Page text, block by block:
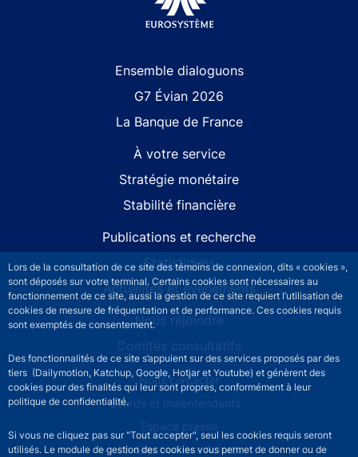
Lors de la consultation de ce site des témoins de connexion, dits « cookies »,
sont déposés sur votre terminal. Certains cookies sont nécessaires au
fonctionnement de ce site, aussi la gestion de ce site requiert l’utilisation de
cookies de mesure de fréquentation et de performance. Ces cookies requis
sont exemptés de consentement.
Des fonctionnalités de ce site s’appuient sur des services proposés par des
tiers (Dailymotion, Katchup, Google, Hotjar et Youtube) et génèrent des
cookies pour des finalités qui leur sont propres, conformément à leur
politique de confidentialité.
Si vous ne cliquez pas sur "Tout accepter", seul les cookies requis seront
utilisés. Le module de gestion des cookies vous permet de donner ou de
Ensemble dialoguons
G7 Évian 2026
La Banque de France
À votre service
Stratégie monétaire
Stabilité financière
Publications et recherche
Statistiques
Actualités et événements
Nous rejoindre
Comités consultatifs
Footer secondary menuNous contacter
Sourds et malentendants
Espace presse
La direction des Achats